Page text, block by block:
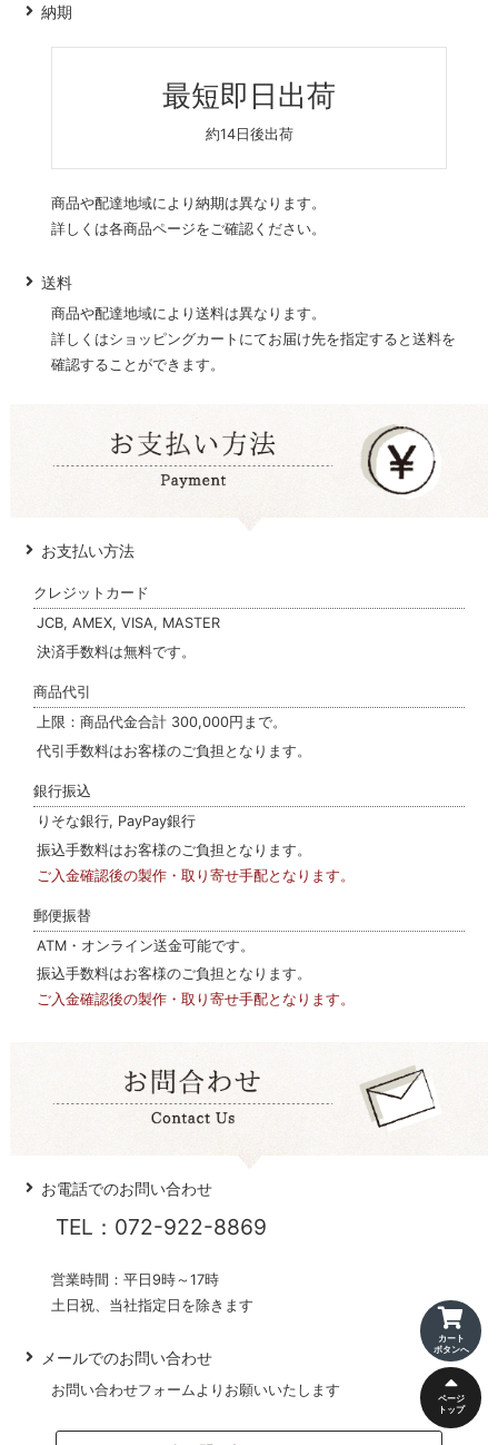
納期
最短即日出荷
約14日後出荷
商品や配達地域により納期は異なります。
詳しくは各商品ページをご確認ください。
送料
商品や配達地域により送料は異なります。
詳しくはショッピングカートにてお届け先を指定すると送料を
確認することができます。
お支払い方法
クレジットカード
JCB, AMEX, VISA, MASTER
決済手数料は無料です。
商品代引
上限：商品代金合計 300,000円まで。
代引手数料はお客様のご負担となります。
銀行振込
りそな銀行, PayPay銀行
振込手数料はお客様のご負担となります。
ご入金確認後の製作・取り寄せ手配となります。
郵便振替
ATM・オンライン送金可能です。
振込手数料はお客様のご負担となります。
ご入金確認後の製作・取り寄せ手配となります。
お電話でのお問い合わせ
TEL：072-922-8869
営業時間：平日9時～17時
土日祝、当社指定日を除きます
メールでのお問い合わせ
お問い合わせフォームよりお願いいたします
カート
ボタンへ
ページ
トップ